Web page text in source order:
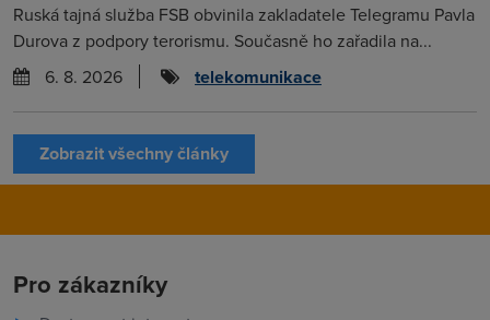
Ruská tajná služba FSB obvinila zakladatele Telegramu Pavla
Durova z podpory terorismu. Současně ho zařadila na...
6. 8. 2026
telekomunikace
Zobrazit všechny články
Pro zákazníky